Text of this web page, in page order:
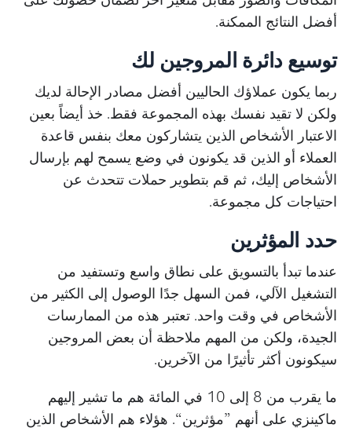
أفضل النتائج الممكنة.
توسيع دائرة المروجين لك
ربما يكون عملاؤك الحاليين أفضل مصادر الإحالة لديك
ولكن لا تقيد نفسك بهذه المجموعة فقط. خذ أيضاً بعين
الاعتبار الأشخاص الذين يتشاركون معك بنفس قاعدة
العملاء أو الذين قد يكونون في وضع يسمح لهم بإرسال
الأشخاص إليك، ثم قم بتطوير حملات تتحدث عن
احتياجات كل مجموعة.
حدد المؤثرين
عندما تبدأ بالتسويق على نطاق واسع وتستفيد من
التشغيل الآلي، فمن السهل جدًا الوصول إلى الكثير من
الأشخاص في وقت واحد. تعتبر هذه من الممارسات
الجيدة، ولكن من المهم ملاحظة أن بعض المروجين
سيكونون أكثر تأثيرًا من الآخرين.
ما يقرب من 8 إلى 10 في المائة هم ما تشير إليهم
ماكينزي على أنهم ”مؤثرين“. هؤلاء هم الأشخاص الذين